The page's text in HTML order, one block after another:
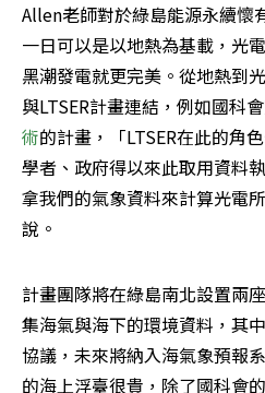
Allen老師對於綠島能源永續懷
一日可以是以地熱為基載，光
黑潮發電就更完美。從地熱到
與LTSER計畫連結，例如國科
術的計畫，「LTSER在此的角
學者、政府得以來此取用資料
拿我們的氣象資料來計算光電
說。
計畫團隊將在綠島南北設置兩
集海氣與海下的環境資料，其
協議，未來將納入海氣象預報
的海上浮臺很貴，除了國科會